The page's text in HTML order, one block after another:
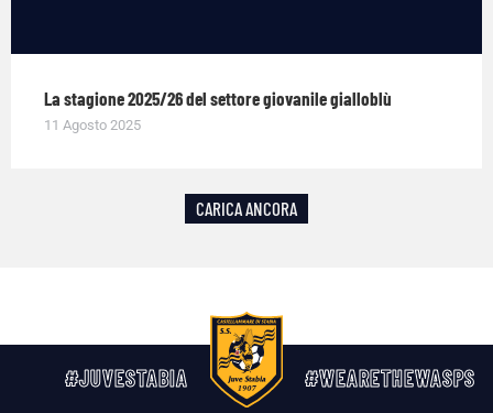
La stagione 2025/26 del settore giovanile gialloblù
11 Agosto 2025
CARICA ANCORA
#JUVESTABIA #WEARETHEWASPS